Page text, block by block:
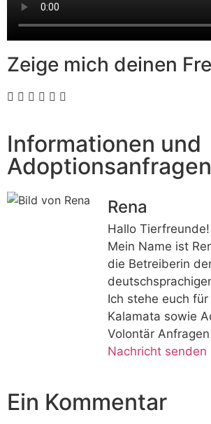
Zeige mich deinen
Informationen und
Adoptionsanfragen
Rena
Hallo Tierfreunde!
Mein Name ist
die Betreiberin
Ich stehe euch
Kalamata sowie
Volontär
Nachricht senden
Ein Kommentar